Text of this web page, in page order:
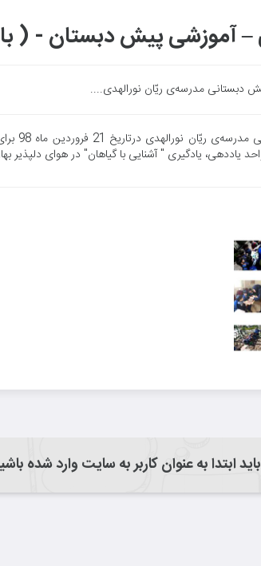
– آموزشی پیش دبستان - (
دبستانی مدرسه‌ی ریّان نورالهدی....
یاددهی، یادگیری " آشنایی با گیاهان" در هوای دلپذیر
ابتدا به عنوان کاربر به سایت وارد شده